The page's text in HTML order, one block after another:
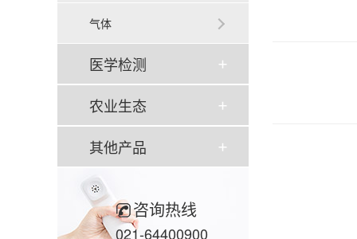
气体
医学检测
农业生态
其他产品
咨询热线
021-64400900